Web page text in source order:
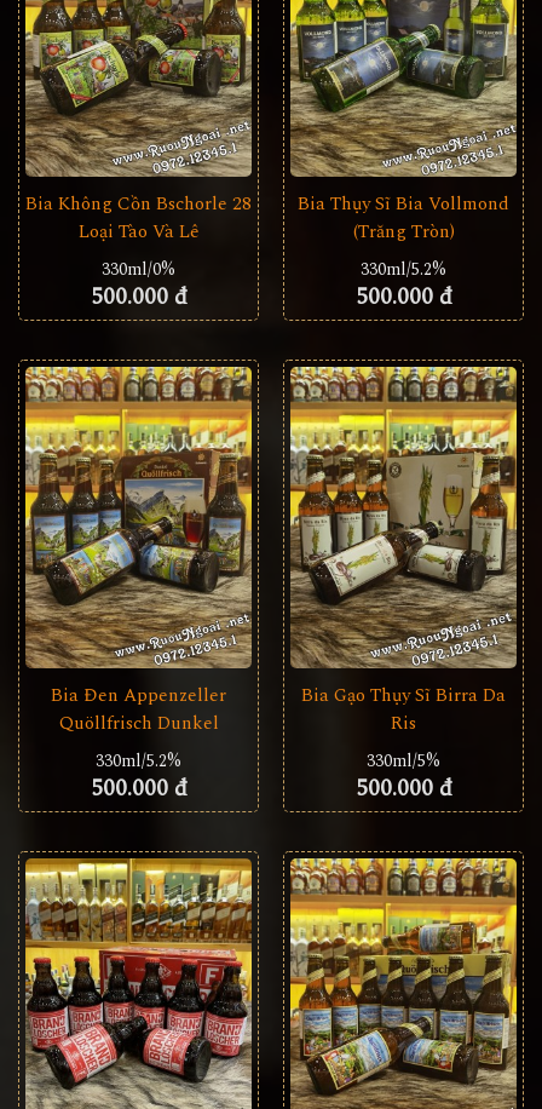
Bia Không Cồn Bschorle 28
Loại Tào Và Lê
330ml/0%
500.000 đ
Bia Thụy Sĩ Bia Vollmond
(Trăng Tròn)
330ml/5.2%
500.000 đ
Bia Đen Appenzeller
Quöllfrisch Dunkel
330ml/5.2%
500.000 đ
Bia Gạo Thụy Sĩ Birra Da
Ris
330ml/5%
500.000 đ